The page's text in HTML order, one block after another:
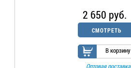
2 650 руб.
СМОТРЕТЬ
В корзину
Оптовая поставка